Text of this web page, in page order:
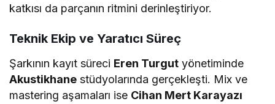
katkısı da parçanın ritmini derinleştiriyor.
Teknik Ekip ve Yaratıcı Süreç
Şarkının kayıt süreci Eren Turgut yönetiminde
Akustikhane stüdyolarında gerçekleşti. Mix ve
mastering aşamaları ise Cihan Mert Karayazı